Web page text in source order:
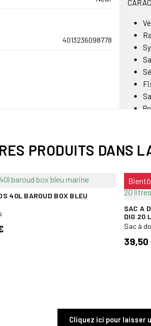
4013236098778
PRODUITS DANS
40L BAROUD BOX BLEU
SAC A
DIG 20
Sac à
39,50
Cliquez ici pour laisser